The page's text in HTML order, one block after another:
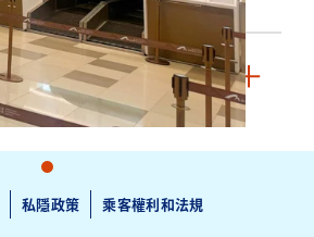
私隱政策 乘客權利和法規